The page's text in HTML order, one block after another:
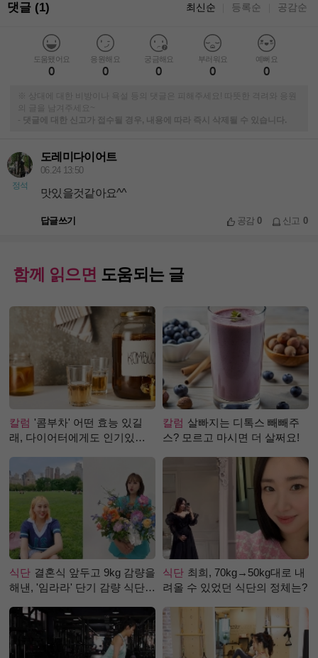
댓글 (1) 최신순 등록순 공감순
도움됐어요
0
응원해요
0
궁금해요
0
부러워요
0
예뻐요
0
※ 상대에 대한 비방이나 욕설 등의 댓글은 피해주세요! 따뜻한 격려와 응원
의 글을 남겨주세요~
-
댓글에 대한 신고가 접수될 경우, 내용에 따라 즉시 삭제될 수 있습니다.
정석
도레미다이어트
06.24 13:50
맛있을것같아요^^
답글쓰기 공감0 신고 0
함께 읽으면 도움되는 글
칼럼 '콤부차' 어떤 효능 있길
래, 다이어터에게도 인기있는
칼럼 살빠지는 디톡스 빼빼주
스? 모르고 마시면 더 살쩌요!
식단 결혼식 앞두고 9kg 감량을
해낸, '임라라' 단기 감량 식단
식단 최희, 70kg→50kg대로 내
려올 수 있었던 식단의 정체는?